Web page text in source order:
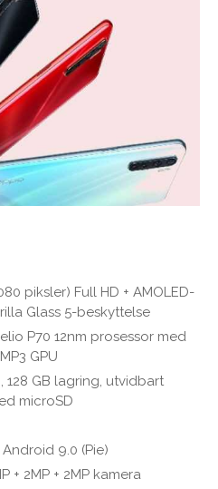
piksler) Full HD + AMOLED-
Glass 5-beskyttelse
P70 12nm prosessor med
GPU
128 GB lagring, utvidbart
microSD
9.0 (Pie)
+ 2MP + 2MP kamera